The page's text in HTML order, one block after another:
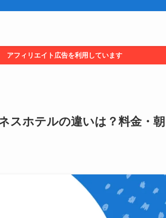
アフィリエイト広告を利用しています
スホテルの違いは？料金・朝